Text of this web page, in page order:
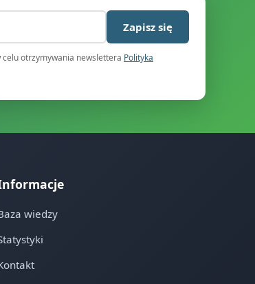
Zapisz się
otrzymywania newslettera Polityka
wiedzy